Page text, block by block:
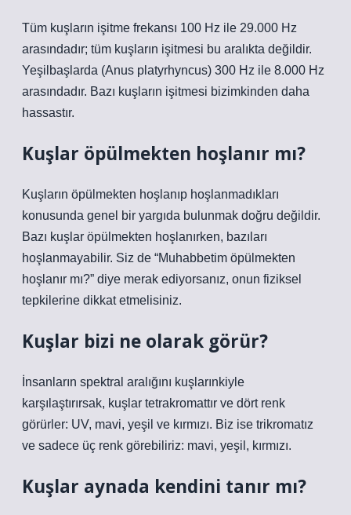
Tüm kuşların işitme frekansı 100 Hz ile 29.000 Hz
arasındadır; tüm kuşların işitmesi bu aralıkta değildir.
Yeşilbaşlarda (Anus platyrhyncus) 300 Hz ile 8.000 Hz
arasındadır. Bazı kuşların işitmesi bizimkinden daha
hassastır.
Kuşlar öpülmekten hoşlanır mı?
Kuşların öpülmekten hoşlanıp hoşlanmadıkları
konusunda genel bir yargıda bulunmak doğru değildir.
Bazı kuşlar öpülmekten hoşlanırken, bazıları
hoşlanmayabilir. Siz de “Muhabbetim öpülmekten
hoşlanır mı?” diye merak ediyorsanız, onun fiziksel
tepkilerine dikkat etmelisiniz.
Kuşlar bizi ne olarak görür?
İnsanların spektral aralığını kuşlarınkiyle
karşılaştırırsak, kuşlar tetrakromattır ve dört renk
görürler: UV, mavi, yeşil ve kırmızı. Biz ise trikromatız
ve sadece üç renk görebiliriz: mavi, yeşil, kırmızı.
Kuşlar aynada kendini tanır mı?